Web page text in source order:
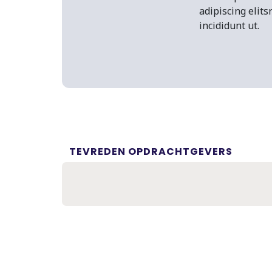
adipiscing
incididunt ut.
TEVREDEN OPDRACHTGEVERS